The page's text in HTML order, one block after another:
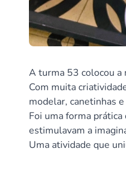
A turma 53 colocou a
Com muita
modelar, canetinhas
Foi uma forma
estimulavam a
Uma atividade que